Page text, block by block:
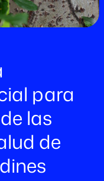
para
las
de